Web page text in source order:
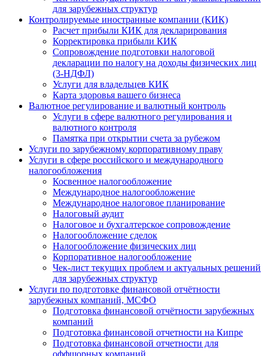
для зарубежных структур
Контролируемые иностранные компании (КИК)
Расчет прибыли КИК для декларирования
Корректировка прибыли КИК
Сопровождение подготовки налоговой
декларации по налогу на доходы физических лиц
(3-НДФЛ)
Услуги для владельцев КИК
Карта здоровья вашего бизнеса
Валютное регулирование и валютный контроль
Услуги в сфере валютного регулирования и
валютного контроля
Памятка при открытии счета за рубежом
Услуги по зарубежному корпоративному праву
Услуги в сфере российского и международного
налогообложения
Косвенное налогообложение
Международное налогообложение
Международное налоговое планирование
Налоговый аудит
Налоговое и бухгалтерское сопровождение
Налогообложение сделок
Налогообложение физических лиц
Корпоративное налогообложение
Чек-лист текущих проблем и актуальных решений
для зарубежных структур
Услуги по подготовке финансовой отчётности
зарубежных компаний, МСФО
Подготовка финансовой отчётности зарубежных
компаний
Подготовка финансовой отчетности на Кипре
Подготовка финансовой отчетности для
оффшорных компаний